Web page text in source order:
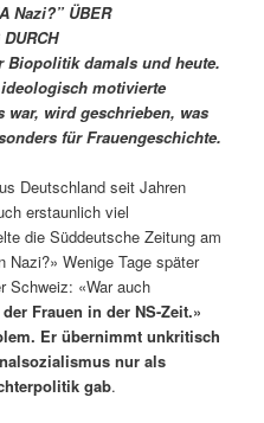
Nazi?” ÜBER
Biopolitik damals und heute.
motivierte
war, wird geschrieben, was
für Frauengeschichte.
Deutschland seit Jahren
erstaunlich viel
die Süddeutsche Zeitung am
Nazi?» Wenige Tage später
Schweiz: «War auch
Frauen in der NS-Zeit.»
Er übernimmt unkritisch
nur als
gab.